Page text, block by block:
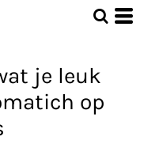
je leuk
op